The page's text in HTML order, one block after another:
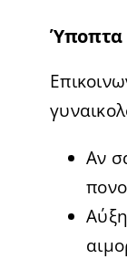
Ύποπτα
Αν